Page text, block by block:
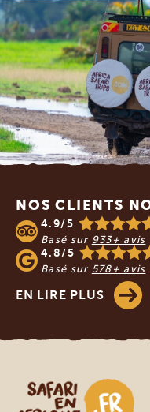
NOS CLIENTS
4.9/5
Basé sur 933+ avis
4.8/5
Basé sur 578+ avis
EN LIRE PLUS
Safari en Afrique